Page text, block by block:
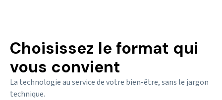
Choisissez le format qui
vous convient
La technologie au service de votre bien-être, sans le jargon
technique.